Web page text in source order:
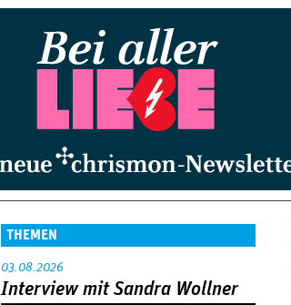
THEMEN
03.08.2026
Interview mit Sandra Wollner